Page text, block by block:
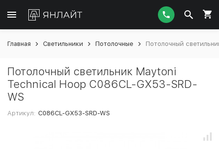
Главная Светильники Потолочные Потолочный
Потолочный светильник Maytoni
Technical Hoop C086CL-GX53-SRD-
WS
Артикул: C086CL-GX53-SRD-WS